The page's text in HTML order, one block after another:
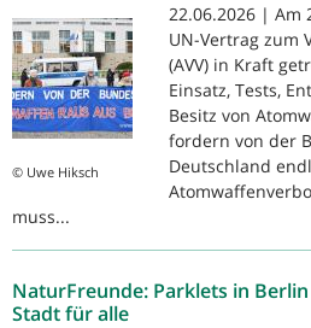
© Uwe Hiksch
22.06.2026 | Am
UN-Vertrag zum
(AVV) in Kraft
Einsatz, Tests,
Besitz von
fordern von der
Deutschland
muss...
NaturFreunde: Parklets in
Stadt für alle